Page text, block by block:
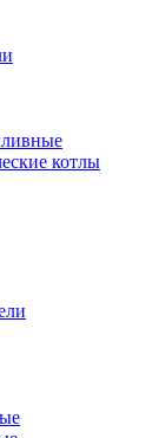
котлы